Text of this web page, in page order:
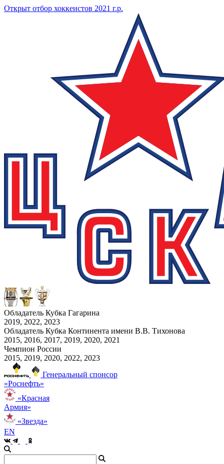
Открыт отбор хоккеистов 2021 г.р.
Обладатель Кубка Гагарина
2019, 2022, 2023
Обладатель Кубка Континента имени В.В. Тихонова
2015, 2016, 2017, 2019, 2020, 2021
Чемпион России
2015, 2019, 2020, 2022, 2023
Генеральный спонсор
«Роснефть»
«Красная
Армия»
«Звезда»
EN